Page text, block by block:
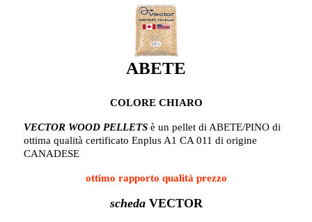
ABETE
COLORE CHIARO
VECTOR WOOD PELLETSè un pellet di ABETE/PINO di
ottima qualità certificato Enplus A1 CA 011 di origine
CANADESE
ottimo rapporto qualità prezzo
schedaVECTOR